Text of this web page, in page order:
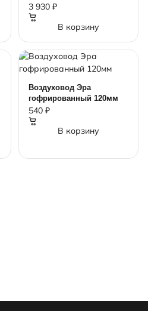
100 mirror
3 930 ₽
В корзину
Воздуховод Эра
гофрированный 120мм
540 ₽
В корзину